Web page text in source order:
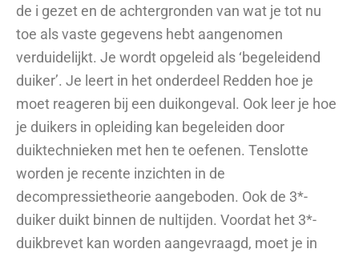
de i gezet en de achtergronden van wat je tot nu
toe als vaste gegevens hebt aangenomen
verduidelijkt. Je wordt opgeleid als ‘begeleidend
duiker’. Je leert in het onderdeel Redden hoe je
moet reageren bij een duikongeval. Ook leer je hoe
je duikers in opleiding kan begeleiden door
duiktechnieken met hen te oefenen. Tenslotte
worden je recente inzichten in de
decompressietheorie aangeboden. Ook de 3*-
duiker duikt binnen de nultijden. Voordat het 3*-
duikbrevet kan worden aangevraagd, moet je in